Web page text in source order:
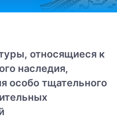
относящиеся к
наследия,
особо тщательного